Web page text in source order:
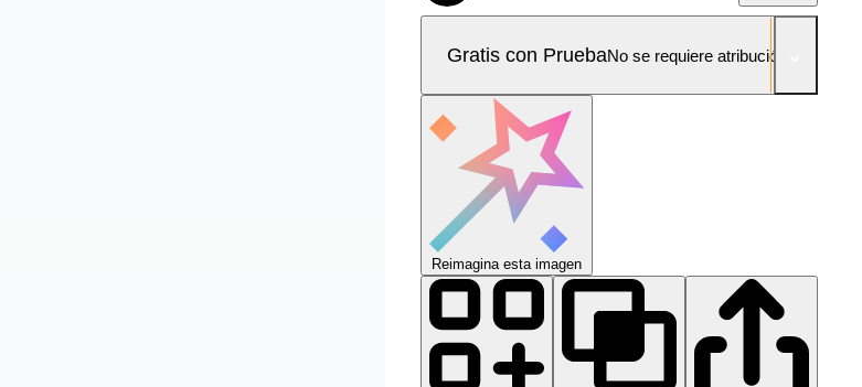
Gratis con PruebaNo se requiere atribución!
Reimagina esta imagen